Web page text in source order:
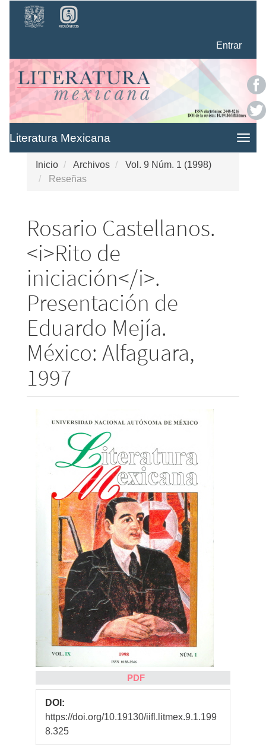
Navegación
principal
Barra
lateral
Entrar
Literatura Mexicana
Inicio Archivos
Vol. 9 Núm. 1 (1998)
Reseñas
Rosario Castellanos.
<i>Rito de
iniciación</i>.
Presentación de
Eduardo Mejía.
México: Alfaguara,
1997
Barra
lateral
artículo
PDF
DOI:
https://doi.org/10.19130/iifl.litmex.9.1.199
8.325